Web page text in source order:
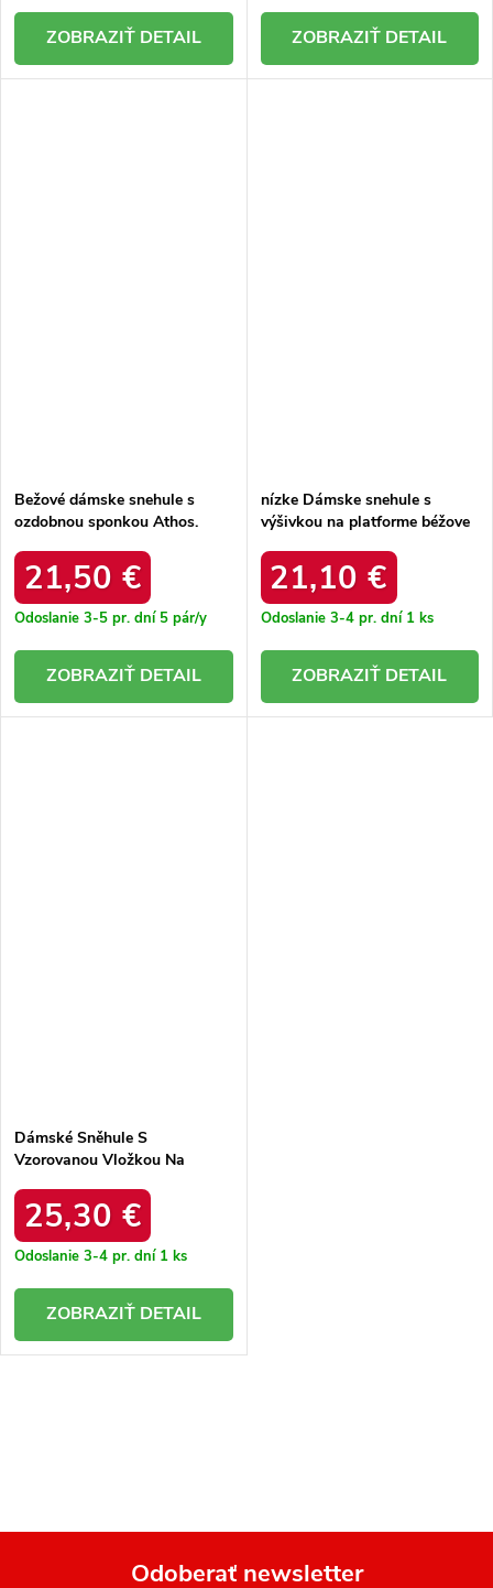
DETAIL DETAIL
Bežové dámske snehule s
ozdobnou sponkou Athos.
21,50 €
Odoslanie 3-5 pr. dní 5 pár/y
DETAIL
nízke Dámske snehule s
výšivkou na platforme béžove
21,10 €
Odoslanie 3-4 pr. dní 1 ks
DETAIL
Dámské Sněhule S
Vzorovanou Vložkou Na
25,30 €
Odoslanie 3-4 pr. dní 1 ks
DETAIL
d
Odoberať newsletter